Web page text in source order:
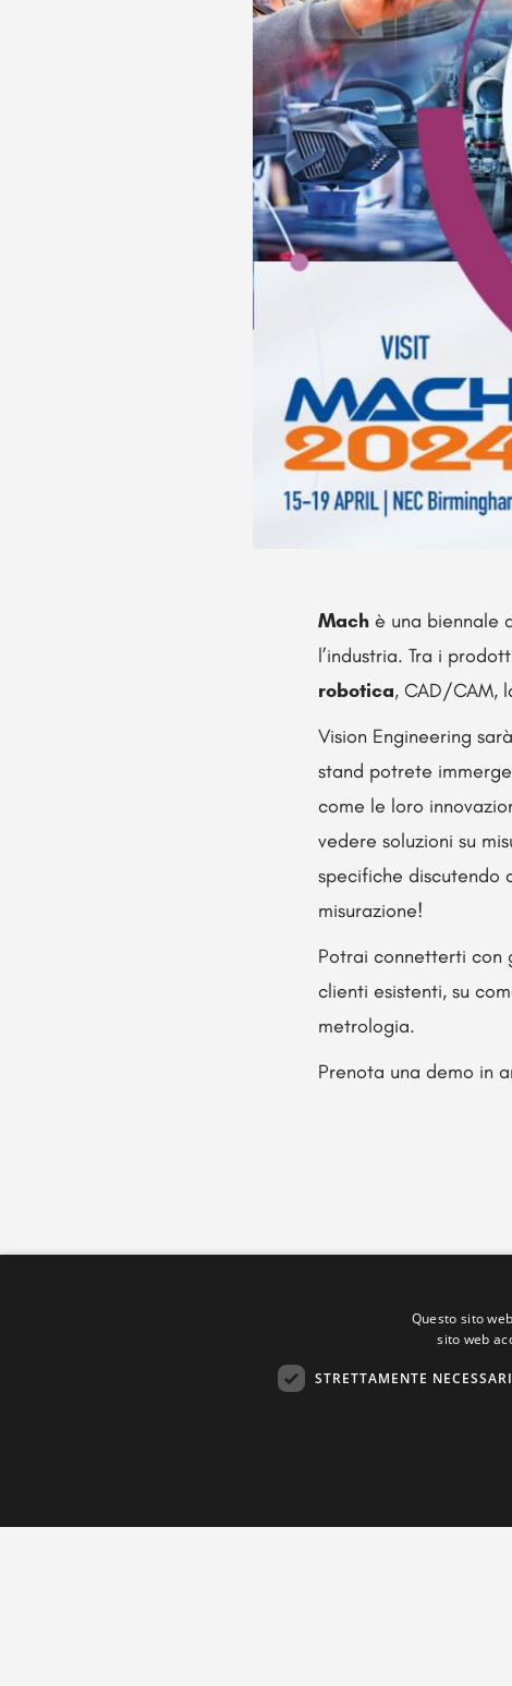
Mach è una biennale
l’industria. Tra i
robotica, CAD/CAM,
Vision Engineering
stand potrete
come le loro
vedere soluzioni su
specifiche discutendo
misurazione!
Potrai connetterti con
clienti esistenti, su
metrologia.
Prenota una demo in
Questo sito
sito web
STRETTAMENTE NECESSARI